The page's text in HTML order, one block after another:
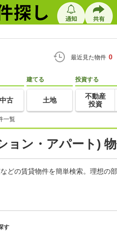
最近見た物件 0
中古
建てる
土地
投資する
不動産
投資
一覧
ョン・アパート)
どの賃貸物件を簡単検索。理想の
す